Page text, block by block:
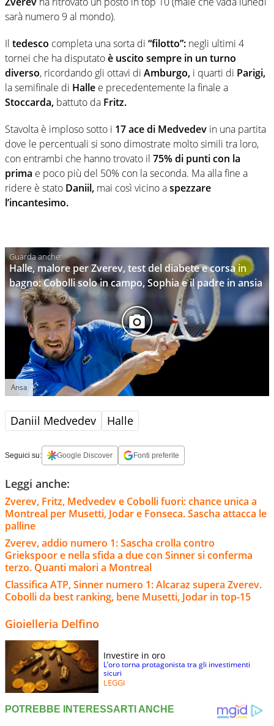
sarà numero 9 al mondo).
Il tedesco completa una sorta di “filotto”: negli ultimi 4
tornei che ha disputatoè uscito sempre in un turno
diverso, ricordando gli ottavi di Amburgo, i quarti di Parigi,
la semifinale di Halle e precedentemente la finale a
Stoccarda, battuto da Fritz.
Stavolta è imploso sotto i 17 ace di Medvedev in una partita
dove le percentuali si sono dimostrate molto simili tra loro,
con entrambi che hanno trovato il 75% di punti con la
prima e poco più del 50% con la seconda. Ma alla fine a
ridere è stato Daniil, mai così vicino aspezzare
l’incantesimo.
Halle, malore per Zverev, test del diabete e corsa in
bagno: Cobolli solo in campo, Sophia e il padre in ansia
Ansa
Daniil Medvedev Halle
Seguici su: Google Discover Fonti preferite
Leggi anche:
Zverev, Fritz, Medvedev e Cobolli fuori: chance unica a
Montreal per Musetti, Jodar e Fonseca. Sascha attacca le
palline
Zverev, addio numero 1: Sascha crolla contro
Griekspoor e nella sfida a due con Sinner si conferma
terzo. Quanti malori a Montreal
Classifica ATP, Sinner numero 1: Alcaraz supera Zverev.
Cobolli da best ranking, bene Musetti, Jodar in top-15
Gioielleria Delfino
Investire in oro
L’oro torna protagonista tra gli investimenti
sicuri
LEGGI